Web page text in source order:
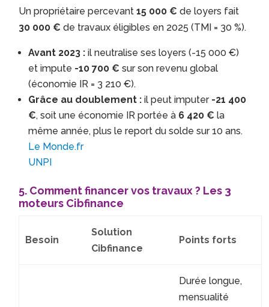
Un propriétaire percevant15 000 € de loyers fait
30 000 € de travaux éligibles en 2025 (TMI = 30 %).
Avant 2023 : il neutralise ses loyers (-15 000 €)
et impute -10 700 € sur son revenu global
(économie IR = 3 210 €).
Grâce au doublement : il peut imputer -21 400
€, soit une économie IR portée à 6 420 € la
même année, plus le report du solde sur 10 ans.
Le Monde.fr
UNPI
5. Comment financer vos travaux ? Les 3
moteurs Cibfinance
Besoin
Solution
Cibfinance
Points forts
Durée longue,
mensualité